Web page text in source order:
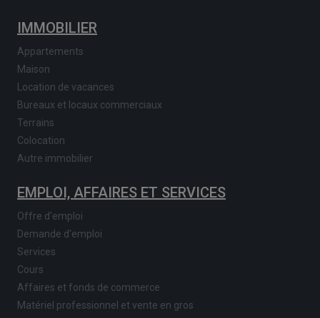
IMMOBILIER
Appartements
Maison
Location de vacances
Bureaux et locaux commerciaux
Terrains
Colocation
Autre immobilier
EMPLOI, AFFAIRES ET SERVICES
Offre d'emploi
Demande d'emploi
Services
Cours
Affaires et fonds de commerce
Matériel professionnel et vente en gros